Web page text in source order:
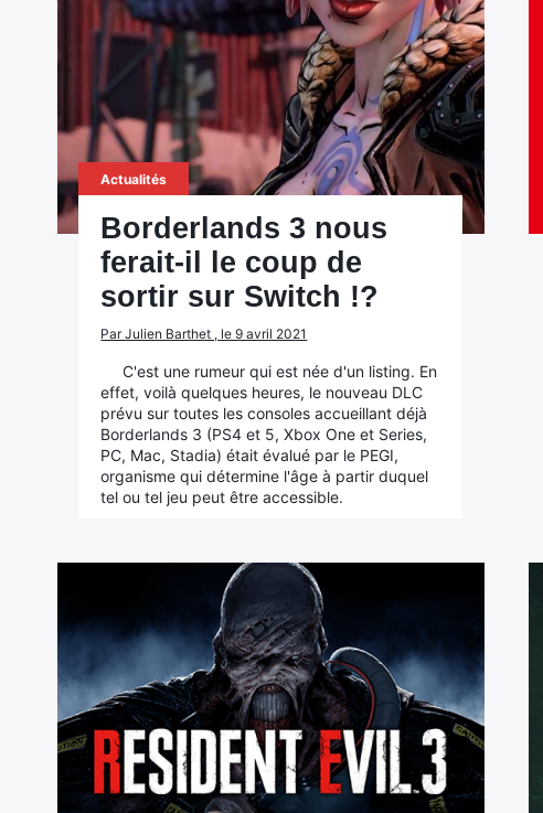
Actualités
Borderlands 3 nous
ferait-il le coup de
sortir sur Switch !?
Par Julien Barthet , le 9 avril 2021
C'est une rumeur qui est née d'un listing. En
effet, voilà quelques heures, le nouveau DLC
prévu sur toutes les consoles accueillant déjà
Borderlands 3 (PS4 et 5, Xbox One et Series,
PC, Mac, Stadia) était évalué par le PEGI,
organisme qui détermine l'âge à partir duquel
tel ou tel jeu peut être accessible.